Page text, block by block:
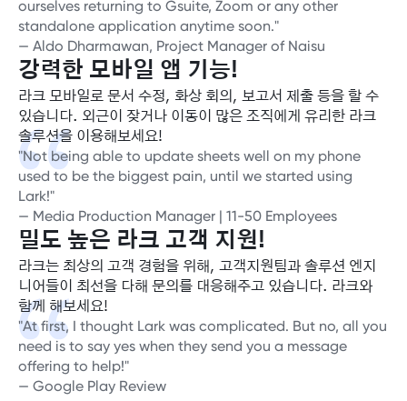
ourselves returning to Gsuite, Zoom or any other
standalone application anytime soon."
— Aldo Dharmawan, Project Manager of Naisu
강력한 모바일 앱 기능!
라크 모바일로 문서 수정, 화상 회의, 보고서 제출 등을 할 수
있습니다. 외근이 잦거나 이동이 많은 조직에게 유리한 라크
솔루션을 이용해보세요!
"Not being able to update sheets well on my phone
used to be the biggest pain, until we started using
Lark!"
— Media Production Manager | 11-50 Employees
밀도 높은 라크 고객 지원!
라크는 최상의 고객 경험을 위해, 고객지원팀과 솔루션 엔지
니어들이 최선을 다해 문의를 대응해주고 있습니다. 라크와
함께 해보세요!
"At first, I thought Lark was complicated. But no, all you
need is to say yes when they send you a message
offering to help!"
— Google Play Review